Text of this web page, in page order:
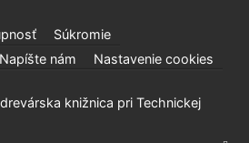
Súkromie
Napíšte nám Nastavenie cookies
knižnica pri Technickej